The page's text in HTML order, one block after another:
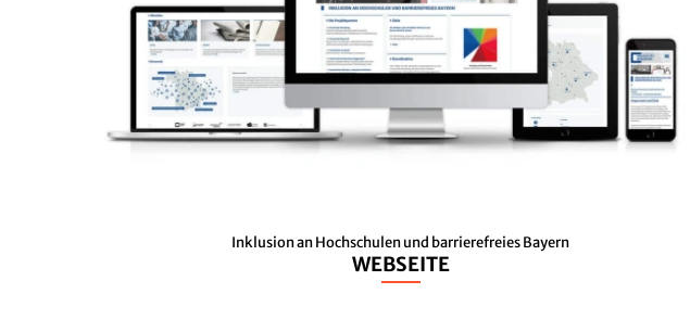
Inklusion an Hochschulen und barrierefreies Bayern
WEBSEITE